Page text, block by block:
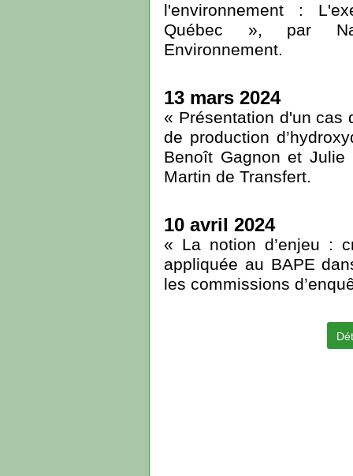
l'environnement :
Québec », par
Environnement.
13 mars 2024
« Présentation d'un cas
de production
Benoît Gagnon et Julie
Martin de Transfert.
10 avril 2024
« La notion d’enjeu :
appliquée au BAPE
les commissions